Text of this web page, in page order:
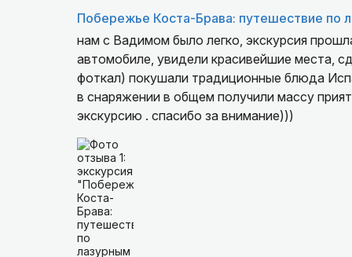
Побережье Коста-Брава: путешествие по
нам с Вадимом было легко, экскурсия
автомобиле, увидели красивейшие места,
фоткал) покушали традиционные блюда
в снаряжении в общем получили массу
экскурсию . спасибо за внимание)))